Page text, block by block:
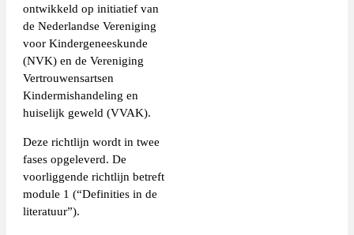
ontwikkeld op initiatief van
de Nederlandse Vereniging
voor Kindergeneeskunde
(NVK)en de Vereniging
Vertrouwensartsen
Kindermishandeling en
huiselijk geweld (VVAK).
Deze richtlijn wordt in twee
fases opgeleverd. De
voorliggende richtlijn betreft
module 1 (“Definities in de
literatuur”).